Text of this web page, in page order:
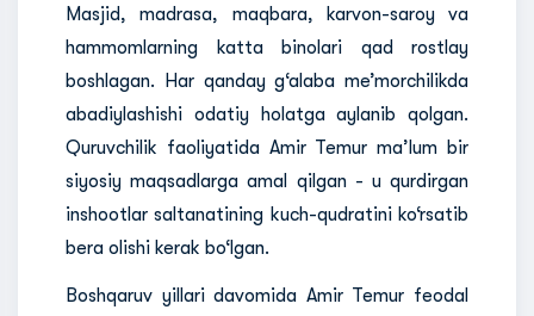
Masjid, madrasa, maqbara, karvon-saroy va
hammomlarning katta binolari qad rostlay
boshlagan. Har qanday g‘alaba me’morchilikda
abadiylashishi odatiy holatga aylanib qolgan.
Quruvchilik faoliyatida Amir Temur ma’lum bir
siyosiy maqsadlarga amal qilgan - u qurdirgan
inshootlar saltanatining kuch-qudratini ko‘rsatib
bera olishi kerak bo‘lgan.
Boshqaruv yillari davomida Amir Temur feodal